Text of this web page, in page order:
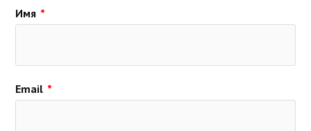
Имя *
Email *